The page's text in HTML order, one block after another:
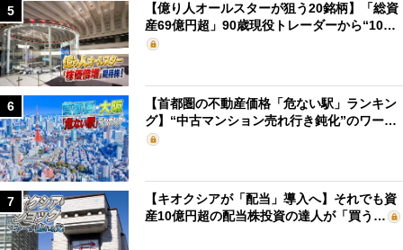
5
【億り人オールスターが狙う20銘柄】「総資
産69億円超」90歳現役トレーダーから“10…
6
【首都圏の不動産価格「危ない駅」ランキン
グ】“中古マンション売れ行き鈍化”のワー…
7
【キオクシアが「配当」導入へ】それでも資
産10億円超の配当株投資の達人が「買う…